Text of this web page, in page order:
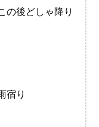
の後どしゃ降り
宿り